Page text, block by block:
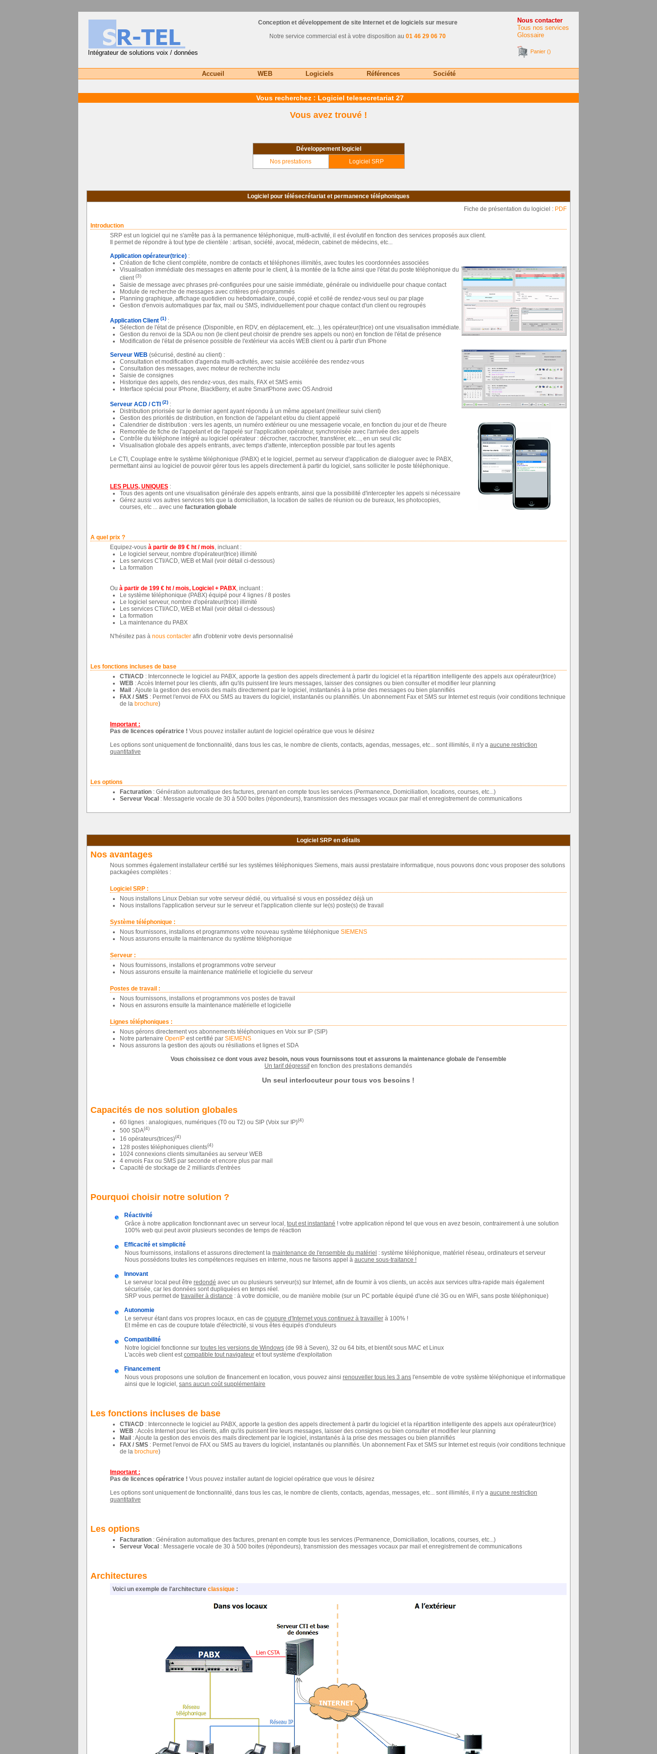
Intégrateur de solutions voix / données
Nous contacter
Tous nos services
Glossaire
Panier ()
Conception et développement de site Internet et de logiciels sur mesure
Notre service commercial est à votre disposition au 01 46 29 06 70
Accueil WEB Logiciels Références Société
Vous recherchez : Logiciel telesecretariat 27
Vous avez trouvé !
Développement logiciel
Nos prestations
Logiciel SRP
Logiciel pour télésecrétariat et permanence téléphoniques
Fiche de présentation du logiciel : PDF
Introduction
SRP est un logiciel qui ne s'arrête pas à la permanence téléphonique, multi-activité, il est évolutif en fonction des services proposés aux client.
Il permet de répondre à tout type de clientèle : artisan, société, avocat, médecin, cabinet de médecins, etc...
Application opérateur(trice) :
Création de fiche client complète, nombre de contacts et téléphones illimités, avec toutes les coordonnées associées
Visualisation immédiate des messages en attente pour le client, à la montée de la fiche ainsi que l'état du poste téléphonique du
client(3)
Saisie de message avec phrases pré-configurées pour une saisie immédiate, générale ou individuelle pour chaque contact
Module de recherche de messages avec critères pré-programmés
Planning graphique, affichage quotidien ou hebdomadaire, coupé, copié et collé de rendez-vous seul ou par plage
Gestion d'envois automatiques par fax, mail ou SMS, individuellement pour chaque contact d'un client ou regroupés
Application Client (1) :
Sélection de l'état de présence (Disponible, en RDV, en déplacement, etc...), les opérateur(trice) ont une visualisation immédiate.
Gestion du renvoi de la SDA ou non (le client peut choisir de prendre ses appels ou non) en fonction de l'état de présence
Modification de l'état de présence possible de l'extérieur via accès WEB client ou à partir d'un IPhone
Serveur WEB (sécurisé, destiné au client) :
Consultation et modification d'agenda multi-activités, avec saisie accélérée des rendez-vous
Consultation des messages, avec moteur de recherche inclu
Saisie de consignes
Historique des appels, des rendez-vous, des mails, FAX et SMS emis
Interface spécial pour IPhone, BlackBerry, et autre SmartPhone avec OS Android
Serveur ACD / CTI (2) :
Distribution priorisée sur le dernier agent ayant répondu à un même appelant (meilleur suivi client)
Gestion des priorités de distribution, en fonction de l'appelant et/ou du client appelé
Calendrier de distribution : vers les agents, un numéro extérieur ou une messagerie vocale, en fonction du jour et de l'heure
Remontée de fiche de l'appelant et de l'appelé sur l'application opérateur, synchronisée avec l'arrivée des appels
Contrôle du téléphone intégré au logiciel opérateur : décrocher, raccrocher, transférer, etc..., en un seul clic
Visualisation globale des appels entrants, avec temps d'attente, interception possible par tout les agents
Le CTI, Couplage entre le système téléphonique (PABX) et le logiciel, permet au serveur d'application de dialoguer avec le PABX,
permettant ainsi au logiciel de pouvoir gérer tous les appels directement à partir du logiciel, sans solliciter le poste téléphonique.
LES PLUS, UNIQUES :
Tous des agents ont une visualisation générale des appels entrants, ainsi que la possibilité d'intercepter les appels si nécessaire
Gérez aussi vos autres services tels que la domiciliation, la location de salles de réunion ou de bureaux, les photocopies,
courses, etc ... avec une facturation globale
A quel prix ?
Equipez-vous à partir de 89 € ht / mois, incluant :
Le logiciel serveur, nombre d'opérateur(trice) illimité
Les services CTI/ACD, WEB et Mail (voir détail ci-dessous)
La formation
Ou à partir de 199 € ht / mois, Logiciel + PABX, incluant :
Le système téléphonique (PABX) équipé pour 4 lignes / 8 postes
Le logiciel serveur, nombre d'opérateur(trice) illimité
Les services CTI/ACD, WEB et Mail (voir détail ci-dessous)
La formation
La maintenance du PABX
N'hésitez pas à nous contacter afin d'obtenir votre devis personnalisé
Les fonctions incluses de base
CTI/ACD : Interconnecte le logiciel au PABX, apporte la gestion des appels directement à partir du logiciel et la répartition intelligente des appels aux opérateur(trice)
WEB : Accès Internet pour les clients, afin qu'ils puissent lire leurs messages, laisser des consignes ou bien consulter et modifier leur planning
Mail : Ajoute la gestion des envois des mails directement par le logiciel, instantanés à la prise des messages ou bien plannifiés
FAX / SMS : Permet l'envoi de FAX ou SMS au travers du logiciel, instantanés ou plannifiés. Un abonnement Fax et SMS sur Internet est requis (voir conditions technique
de la brochure)
Important :
Pas de licences opératrice ! Vous pouvez installer autant de logiciel opératrice que vous le désirez
Les options sont uniquement de fonctionnalité, dans tous les cas, le nombre de clients, contacts, agendas, messages, etc... sont illimités, il n'y a aucune restriction
quantitative
Les options
Facturation : Génération automatique des factures, prenant en compte tous les services (Permanence, Domiciliation, locations, courses, etc...)
Serveur Vocal : Messagerie vocale de 30 à 500 boites (répondeurs), transmission des messages vocaux par mail et enregistrement de communications
Logiciel SRP en détails
Nos avantages
Nous sommes également installateur certifié sur les systèmes téléphoniques Siemens, mais aussi prestataire informatique, nous pouvons donc vous proposer des solutions
packagées complètes :
Logiciel SRP :
Nous installons Linux Debian sur votre serveur dédié, ou virtualisé si vous en possédez déjà un
Nous installons l'application serveur sur le serveur et l'application cliente sur le(s) poste(s) de travail
Système téléphonique :
Nous fournissons, installons et programmons votre nouveau système téléphonique SIEMENS
Nous assurons ensuite la maintenance du système téléphonique
Serveur :
Nous fournissons, installons et programmons votre serveur
Nous assurons ensuite la maintenance matérielle et logicielle du serveur
Postes de travail :
Nous fournissons, installons et programmons vos postes de travail
Nous en assurons ensuite la maintenance matérielle et logicielle
Lignes téléphoniques :
Nous gérons directement vos abonnements téléphoniques en Voix sur IP (SIP)
Notre partenaire OpenIP est certifié par SIEMENS
Nous assurons la gestion des ajouts ou résiliations et lignes et SDA
Vous choissisez ce dont vous avez besoin, nous vous fournissons tout et assurons la maintenance globale de l'ensemble
Un tarif dégressifen fonction des prestations demandés
Un seul interlocuteur pour tous vos besoins !
Capacités de nos solution globales
60 lignes : analogiques, numériques (T0 ou T2) ou SIP (Voix sur IP)(4)
500 SDA(4)
16 opérateurs(trices)(4)
128 postes téléphoniques clients(4)
1024 connexions clients simultanées au serveur WEB
4 envois Fax ou SMS par seconde et encore plus par mail
Capacité de stockage de 2 milliards d'entrées
Pourquoi choisir notre solution ?
Réactivité
Grâce à notre application fonctionnant avec un serveur local, tout est instantané ! votre application répond tel que vous en avez besoin, contrairement à une solution
100% web qui peut avoir plusieurs secondes de temps de réaction
Efficacité et simplicité
Nous fournissons, installons et assurons directement la maintenance de l'ensemble du matériel : système téléphonique, matériel réseau, ordinateurs et serveur
Nous possédons toutes les compétences requises en interne, nous ne faisons appel à aucune sous-traitance !
Innovant
Le serveur local peut être redondé avec un ou plusieurs serveur(s) sur Internet, afin de fournir à vos clients, un accès aux services ultra-rapide mais également
sécurisée, car les données sont dupliquées en temps réel.
SRP vous permet de travailler à distance : à votre domicile, ou de manière mobile (sur un PC portable équipé d'une clé 3G ou en WiFi, sans poste téléphonique)
Autonomie
Le serveur étant dans vos propres locaux, en cas de coupure d'Internet vous continuez à travailler à 100% !
Et même en cas de coupure totale d'électricité, si vous êtes équipés d'onduleurs
Compatibilité
Notre logiciel fonctionne sur toutes les versions de Windows (de 98 à Seven), 32 ou 64 bits, et bientôt sous MAC et Linux
L'accès web client estcompatible tout navigateur et tout système d'exploitation
Financement
Nous vous proposons une solution de financement en location, vous pouvez ainsi renouveller tous les 3 ans l'ensemble de votre système téléphonique et informatique
ainsi que le logiciel, sans aucun coût supplémentaire
Les fonctions incluses de base
CTI/ACD : Interconnecte le logiciel au PABX, apporte la gestion des appels directement à partir du logiciel et la répartition intelligente des appels aux opérateur(trice)
WEB : Accès Internet pour les clients, afin qu'ils puissent lire leurs messages, laisser des consignes ou bien consulter et modifier leur planning
Mail : Ajoute la gestion des envois des mails directement par le logiciel, instantanés à la prise des messages ou bien plannifiés
FAX / SMS : Permet l'envoi de FAX ou SMS au travers du logiciel, instantanés ou plannifiés. Un abonnement Fax et SMS sur Internet est requis (voir conditions technique
de la brochure)
Important :
Pas de licences opératrice ! Vous pouvez installer autant de logiciel opératrice que vous le désirez
Les options sont uniquement de fonctionnalité, dans tous les cas, le nombre de clients, contacts, agendas, messages, etc... sont illimités, il n'y a aucune restriction
quantitative
Les options
Facturation : Génération automatique des factures, prenant en compte tous les services (Permanence, Domiciliation, locations, courses, etc...)
Serveur Vocal : Messagerie vocale de 30 à 500 boites (répondeurs), transmission des messages vocaux par mail et enregistrement de communications
Architectures
Voici un exemple de l'architecture classique :